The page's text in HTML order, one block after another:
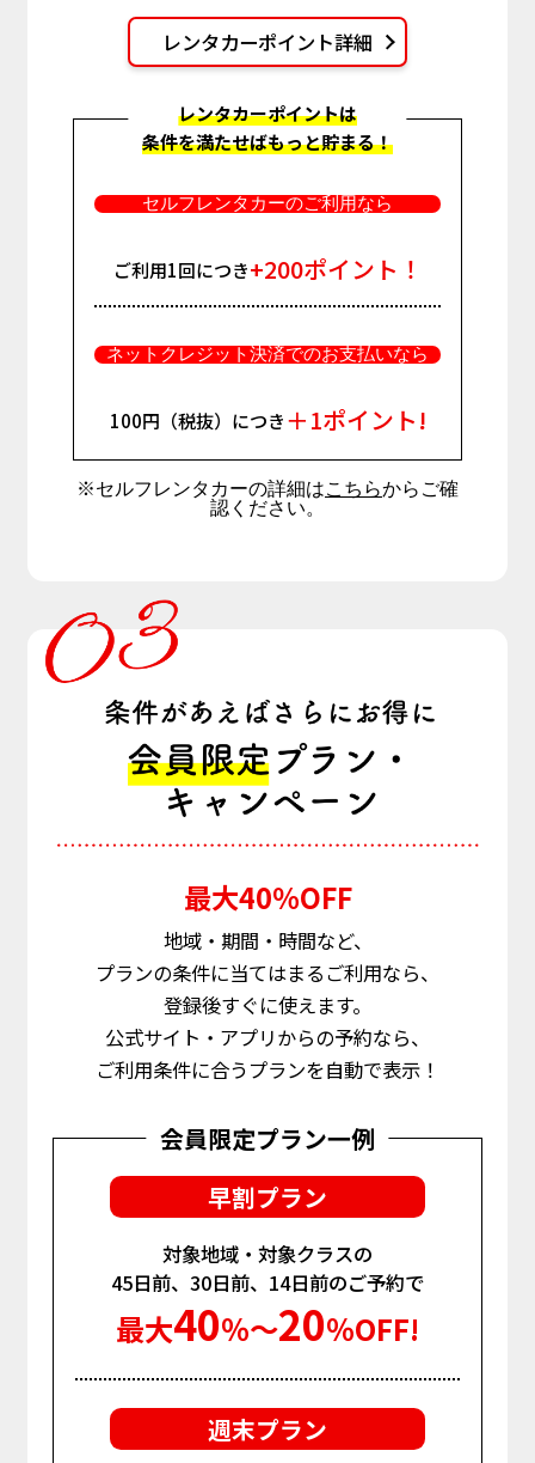
レンタカーポイント詳細
レンタカーポイントは
条件を満たせばもっと貯まる！
セルフレンタカーのご利用なら
ご利用1回につき+200ポイント！
ネットクレジット決済でのお支払いなら
100円（税抜）につき＋1ポイント!
※セルフレンタカーの詳細はこちらからご確
認ください。
最大40％OFF
地域・期間・時間など、
プランの条件に当てはまるご利用なら、
登録後すぐに使えます。
公式サイト・アプリからの予約なら、
ご利用条件に合うプランを自動で表示！
会員限定プラン一例
早割プラン
対象地域・対象クラスの
45日前、30日前、14日前のご予約で
最大40％〜20％OFF!
週末プラン